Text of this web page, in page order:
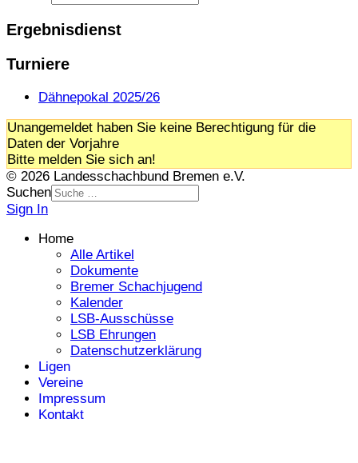
Ergebnisdienst
Turniere
Dähnepokal 2025/26
Unangemeldet haben Sie keine Berechtigung für die
Daten der Vorjahre
Bitte melden Sie sich an!
© 2026 Landesschachbund Bremen e.V.
Suchen
Sign In
Home
Alle Artikel
Dokumente
Bremer Schachjugend
Kalender
LSB-Ausschüsse
LSB Ehrungen
Datenschutzerklärung
Ligen
Vereine
Impressum
Kontakt